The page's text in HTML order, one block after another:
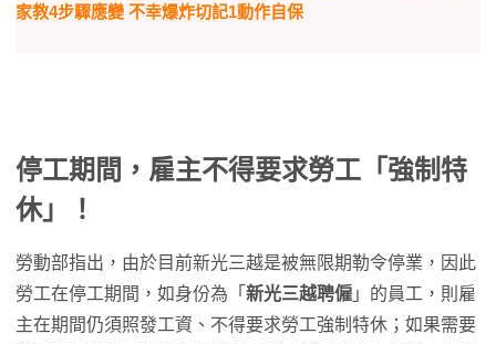
家教4步驟應變 不幸爆炸切記1動作自保
停工期間，雇主不得要求勞工「強制特
休」！
勞動部指出，由於目前新光三越是被無限期勒令停業，因此
勞工在停工期間，如身份為「 新光三越聘僱 」的員工，則雇
主在期間仍須照發工資、不得要求勞工強制特休；如果需要